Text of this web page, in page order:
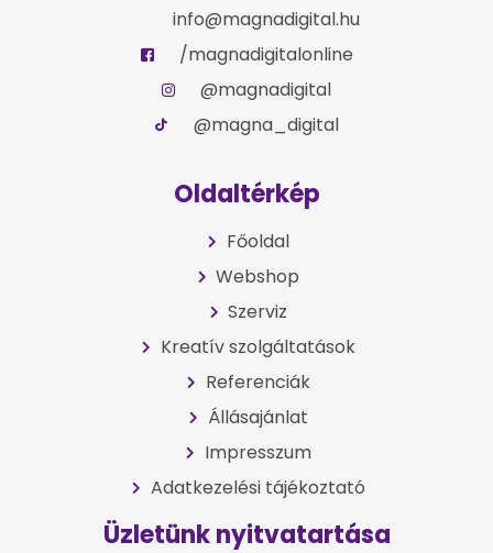
info@magnadigital.hu
/magnadigitalonline
@magnadigital
@magna_digital
Oldaltérkép
Főoldal
Webshop
Szerviz
Kreatív szolgáltatások
Referenciák
Állásajánlat
Impresszum
Adatkezelési tájékoztató
Üzletünk nyitvatartása